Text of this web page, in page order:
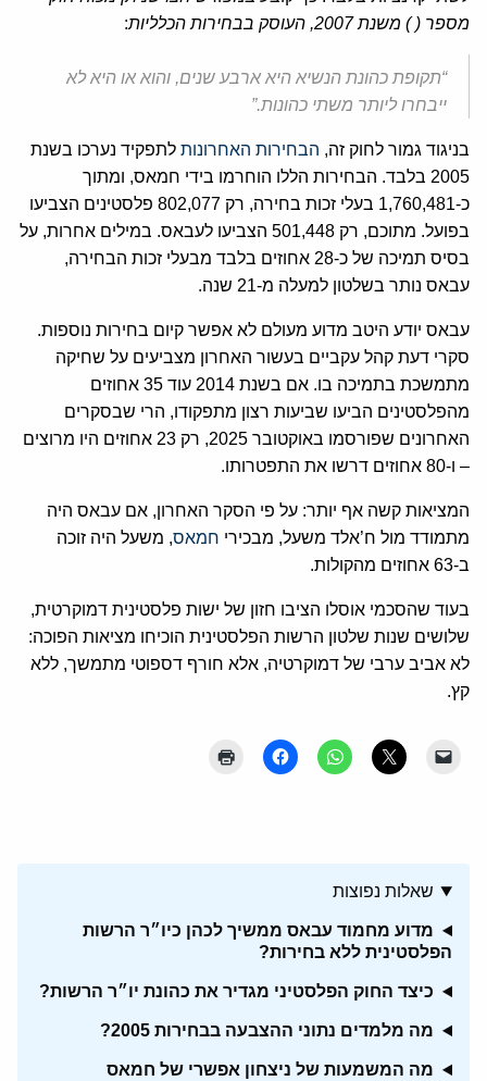
מספר ( ) משנת 2007, העוסק בבחירות הכלליות
:
“תקופת כהונת הנשיא היא ארבע שנים, והוא או היא לא
ייבחרו ליותר משתי כהונות.”
בניגוד גמור לחוק זה, הבחירות האחרונות לתפקיד נערכו בשנת
2005 בלבד. הבחירות הללו הוחרמו בידי חמאס, ומתוך
כ-1,760,481 בעלי זכות בחירה, רק 802,077 פלסטינים הצביעו
בפועל. מתוכם, רק 501,448 הצביעו לעבאס. במילים אחרות, על
בסיס תמיכה של כ-28 אחוזים בלבד מבעלי זכות הבחירה,
עבאס נותר בשלטון למעלה מ-21 שנה.
עבאס יודע היטב מדוע מעולם לא אפשר קיום בחירות נוספות.
סקרי דעת קהל עקביים בעשור האחרון מצביעים על שחיקה
מתמשכת בתמיכה בו. אם בשנת 2014 עוד 35 אחוזים
מהפלסטינים הביעו שביעות רצון מתפקודו, הרי שבסקרים
האחרונים שפורסמו באוקטובר 2025, רק 23 אחוזים היו מרוצים
– ו-80 אחוזים דרשו את התפטרותו.
המציאות קשה אף יותר: על פי הסקר האחרון, אם עבאס היה
מתמודד מול ח’אלד משעל, מבכירי חמאס, משעל היה זוכה
ב-63 אחוזים מהקולות.
בעוד שהסכמי אוסלו הציבו חזון של ישות פלסטינית דמוקרטית,
שלושים שנות שלטון הרשות הפלסטינית הוכיחו מציאות הפוכה:
לא אביב ערבי של דמוקרטיה, אלא חורף דספוטי מתמשך, ללא
קץ.
שאלות נפוצות
מדוע מחמוד עבאס ממשיך לכהן כיו״ר הרשות
הפלסטינית ללא בחירות?
כיצד החוק הפלסטיני מגדיר את כהונת יו״ר הרשות?
מה מלמדים נתוני ההצבעה בבחירות 2005?
מה המשמעות של ניצחון אפשרי של חמאס